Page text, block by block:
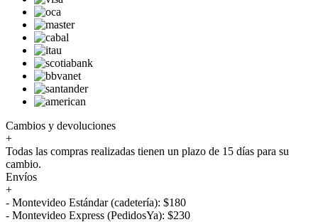
Cambios y devoluciones
+
Todas las compras realizadas tienen un plazo de 15 días para su
cambio.
Envíos
+
- Montevideo Estándar (cadetería): $180
- Montevideo Express (PedidosYa): $230